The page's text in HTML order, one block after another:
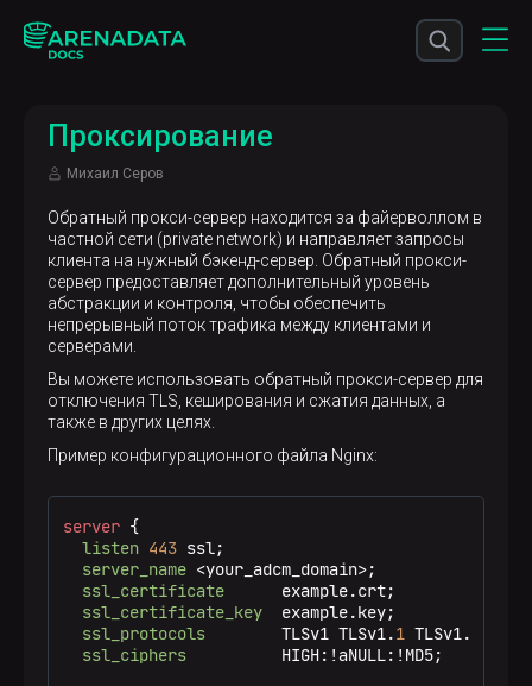
Проксирование
Михаил Серов
Обратный прокси-сервер находится за файерволлом в
частной сети (private network) и направляет запросы
клиента на нужный бэкенд-сервер. Обратный прокси-
сервер предоставляет дополнительный уровень
абстракции и контроля, чтобы обеспечить
непрерывный поток трафика между клиентами и
серверами.
Вы можете использовать обратный прокси-сервер для
отключения TLS, кеширования и сжатия данных, а
также в других целях.
Пример конфигурационного файла Nginx:
server {
listen 443 ssl;
server_name <your_adcm_domain>;
ssl_certificate
      example.crt;
ssl_certificate_key
  example.key;
ssl_protocols
        TLSv1 TLSv1.
1 TLSv1.
ssl_ciphers
          HIGH:!aNULL:!MD5;